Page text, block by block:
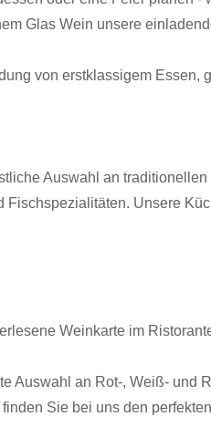
Glas Wein unsere
von erstklassigem Essen,
Auswahl an
Fischspezialitäten. Unsere
Weinkarte im
Auswahl an Rot-, Weiß- und
Sie bei uns den